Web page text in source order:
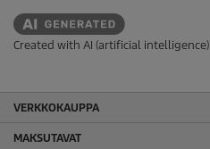
Created with AI (artificial intelligence)
VERKKOKAUPPA
MAKSUTAVAT